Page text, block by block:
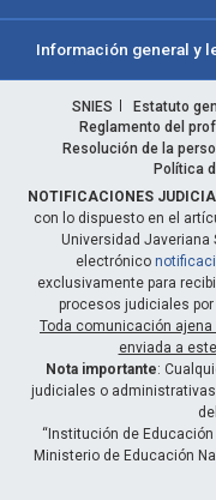
Información general y
SNIES Estatuto
Reglamento del
Resolución de la
Política
NOTIFICACIONES
con lo dispuesto en el
Universidad Javeriana
electrónico
exclusivamente para
procesos judiciales
Toda comunicación
enviada a
Nota importante:
judiciales o
del
“Institución de
Ministerio de Educación